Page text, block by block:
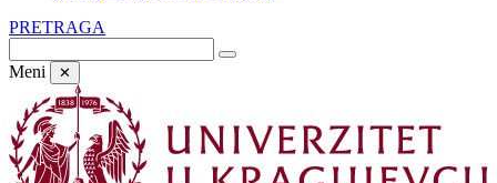
PRETRAGA
Meni ✕